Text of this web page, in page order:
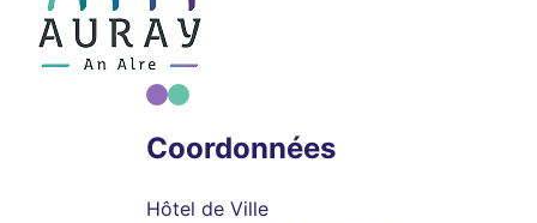
Coordonnées
Hôtel de Ville